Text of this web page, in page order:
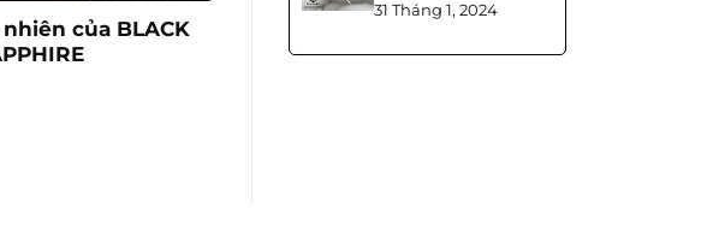
của BLACK
Phật Di Lặc đá quý Sapphire
31 Tháng 1, 2024